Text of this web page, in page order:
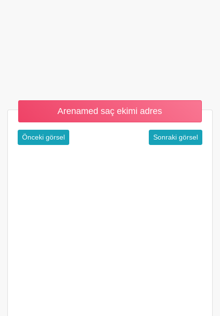
Arenamed saç ekimi adres
Önceki görsel Sonraki görsel